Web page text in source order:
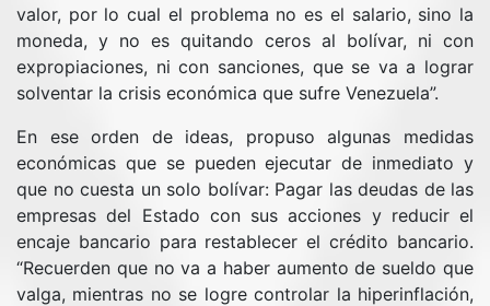
valor, por lo cual el problema no es el salario, sino la
moneda, y no es quitando ceros al bolívar, ni con
expropiaciones, ni con sanciones, que se va a lograr
solventar la crisis económica que sufre Venezuela”.
En ese orden de ideas, propuso algunas medidas
económicas que se pueden ejecutar de inmediato y
que no cuesta un solo bolívar: Pagar las deudas de las
empresas del Estado con sus acciones y reducir el
encaje bancario para restablecer el crédito bancario.
“Recuerden que no va a haber aumento de sueldo que
valga, mientras no se logre controlar la hiperinflación,